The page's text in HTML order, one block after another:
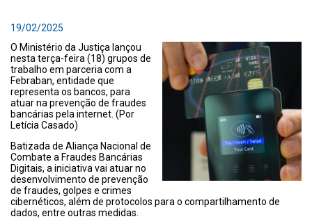
19/02/2025
O Ministério da Justiça lançou
nesta terça-feira (18) grupos de
trabalho em parceria com a
Febraban, entidade que
representa os bancos, para
atuar na prevenção de fraudes
bancárias pela internet. (Por
Letícia Casado)
Batizada de Aliança Nacional de
Combate a Fraudes Bancárias
Digitais, a iniciativa vai atuar no
desenvolvimento de prevenção
de fraudes, golpes e crimes
cibernéticos, além de protocolos para o compartilhamento de
dados, entre outras medidas.